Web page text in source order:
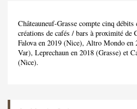
Châteauneuf-Grasse compte cinq
créations de cafés / bars à proximité de
Falova en 2019 (Nice), Altro Mondo en
Var), Leprechaun en 2018 (Grasse) et
(Nice).